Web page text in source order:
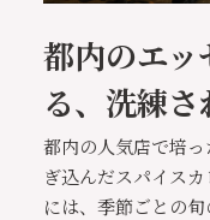
都内のエッ
る、洗練
都内の人気店で培
ぎ込んだスパイス
には、季節ごとの旬